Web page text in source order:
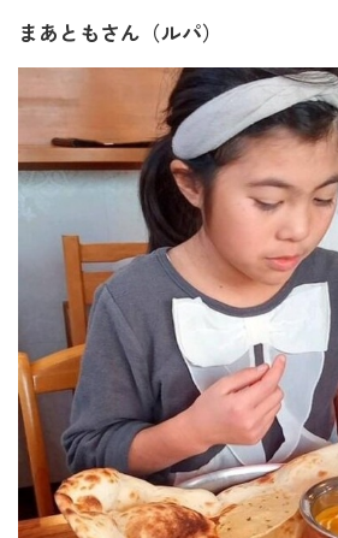
まあともさん（ルパ）